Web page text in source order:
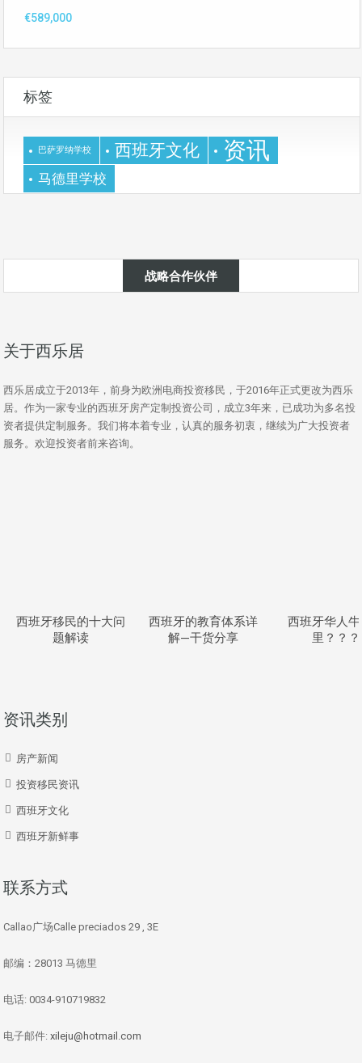
€589,000
标签
巴萨罗纳学校 西班牙文化 资讯
马德里学校
战略合作伙伴
关于西乐居
西乐居成立于2013年，前身为欧洲电商投资移民，于2016年正式更改为西乐
居。作为一家专业的西班牙房产定制投资公司，成立3年来，已成功为多名投
资者提供定制服务。我们将本着专业，认真的服务初衷，继续为广大投资者
服务。欢迎投资者前来咨询。
西班牙移民的十大问
题解读
西班牙的教育体系详
解—干货分享
西班牙华人
里？？？
资讯类别
房产新闻
投资移民资讯
西班牙文化
西班牙新鲜事
联系方式
Callao广场Calle preciados 29 , 3E
邮编：28013 马德里
电话: 0034-910719832
电子邮件: xileju@hotmail.com